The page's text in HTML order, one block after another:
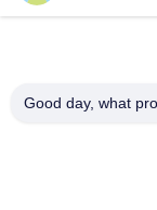
Κατηγορίες
Μη συνεχείς ίνες
Φύλλα πολυεστέρα
Good day, what